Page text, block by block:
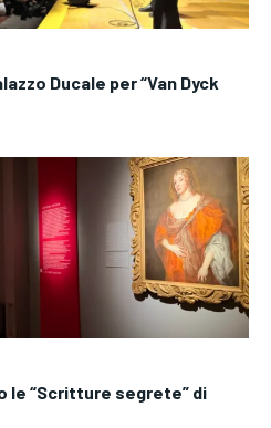
Ducale per “Van Dyck
le “Scritture segrete” di